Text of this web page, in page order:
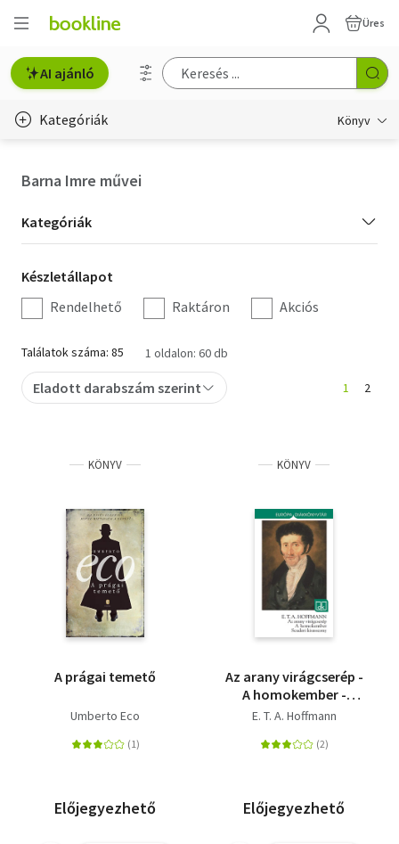
Üres
AI ajánló
Kategóriák Könyv
Hobbi, szabadidő
Irodalom
Művészet
Szakkönyv
Tankönyv, segédkönyv
Társadalomtudomány
Természettudomány
Történelem
Barna Imre művei
Kategória
szűrés
Kategóriák
Készletállapot
szűrés
Készletállapot
Rendelhető
Raktáron Akciós
Találatok száma: 85 1 oldalon: 60 db
Eladott darabszám szerint 1 2
KÖNYV
A prágai temető
Umberto Eco
Előjegyezhető
KÖNYV
Az arany virágcserép -
A homokember -
Scuderi kisasszony
E. T. A. Hoffmann
Előjegyezhető